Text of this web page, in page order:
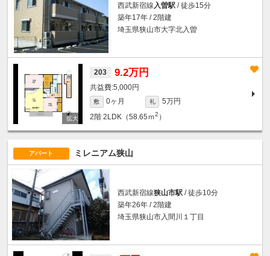
西武新宿線入曽駅 / 徒歩15分
築年17年 / 2階建
埼玉県狭山市大字北入曽
203 9.2万円
5,000円
敷 0ヶ月 礼
5万円
2階 2LDK（58.65ｍ2 ）
アパート ミレニアム狭山
西武新宿線狭山市駅 / 徒歩10分
築年26年 / 2階建
埼玉県狭山市入間川１丁目